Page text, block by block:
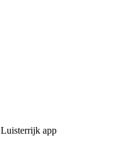
app